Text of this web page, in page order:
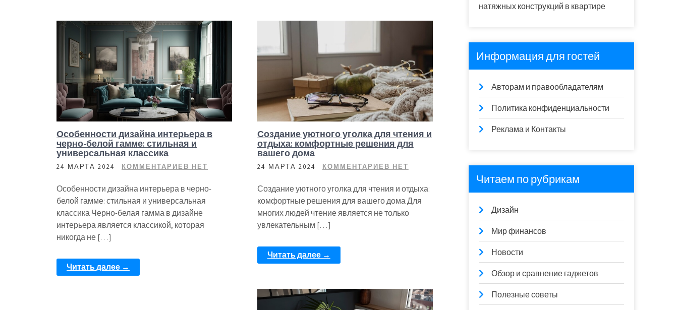
Особенности дизайна интерьера в
черно-белой гамме: стильная и
универсальная классика
24 МАРТА 2024 КОММЕНТАРИЕВ НЕТ
Особенности дизайна интерьера в черно-
белой гамме: стильная и универсальная
классика Черно-белая гамма в дизайне
интерьера является классикой, которая
никогда не […]
Читать далее →
Создание уютного уголка для чтения и
отдыха: комфортные решения для
вашего дома
24 МАРТА 2024 КОММЕНТАРИЕВ НЕТ
Создание уютного уголка для чтения и отдыха:
комфортные решения для вашего дома Для
многих людей чтение является не только
увлекательным […]
Читать далее →
натяжных конструкций в квартире
Информация для гостей
Авторам и правообладателям
Политика конфиденциальности
Реклама и Контакты
Читаем по рубрикам
Дизайн
Мир финансов
Новости
Обзор и сравнение гаджетов
Полезные советы